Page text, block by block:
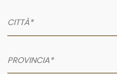
AZIENDA
SERVIZI